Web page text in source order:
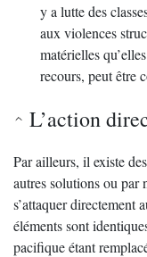
y a lutte des
aux violences
matérielles
recours, peut être
L’action
Par ailleurs, il existe
autres solutions ou par
s’attaquer directement
éléments sont
pacifique étant